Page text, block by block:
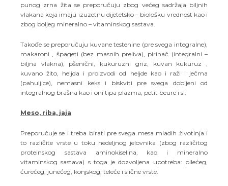
punog zrna žita se preporučuju zbog većeg sadržaja biljnih
vlakana koja imaju izuzetnu dijetetsko – biološku vrednost kao i
zbog boljeg mineralno – vitaminskog sastava.
Takođe se preporučuju kuvane testenine (pre svega integralne),
makaroni , špageti (bez masnih preliva), pirinač (integralni –
biljna vlakna), pšenični, kukuruzni griz, kuvan kukuruz ,
kuvano žito, heljda i proizvodi od heljde kao i raži i ječma
(pahuljice), nemasni keks i biskviti pre svega dobijeni od
integralnog brašna kao i oni tipa plazma, petit beure i sl.
Meso, riba, jaja
Preporučuje se i treba birati pre svega mesa mladih životinja i
to različite vrste u toku nedeljnog jelovnika (zbog različitog
proteinskog sastava aminokiselina, kao i mineralno
vitaminskog sastava) s toga je dozvoljena upotreba: pilećeg,
ćurećeg, junećeg, konjskog, teleće i slične vrste.